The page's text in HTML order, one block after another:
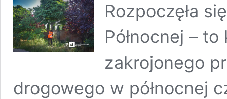
Rozpoczęła
Północnej –
zakrojonego
drogowego w północnej